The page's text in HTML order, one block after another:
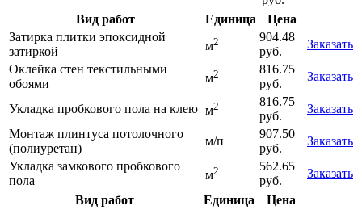
Вид работ
Единица
Цена
Затирка плитки эпоксидной
затиркой
м2
904.48
руб.
Заказать
Оклейка стен текстильными
обоями
м2
816.75
руб.
Заказать
Укладка пробкового пола на клею м2
816.75
руб.
Заказать
Монтаж плинтуса потолочного
(полиуретан)
м/п
907.50
руб.
Заказать
Укладка замкового пробкового
пола
м2
562.65
руб.
Заказать
Вид работ
Единица
Цена